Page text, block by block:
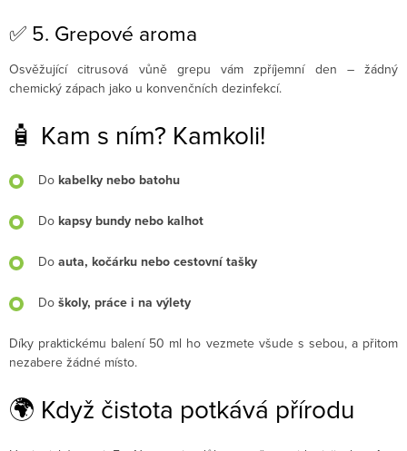
✅ 5. Grepové aroma
Osvěžující citrusová vůně grepu vám zpříjemní den – žádný
chemický zápach jako u konvenčních dezinfekcí.
🧴 Kam s ním? Kamkoli!
Do kabelky nebo batohu
Do kapsy bundy nebo kalhot
Do auta, kočárku nebo cestovní tašky
Do školy, práce i na výlety
Díky praktickému balení 50 ml ho vezmete všude s sebou, a přitom
nezabere žádné místo.
🌍 Když čistota potkává přírodu